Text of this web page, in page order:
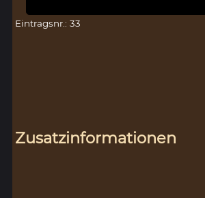
Eintragsnr.: 33
Zusatzinformationen